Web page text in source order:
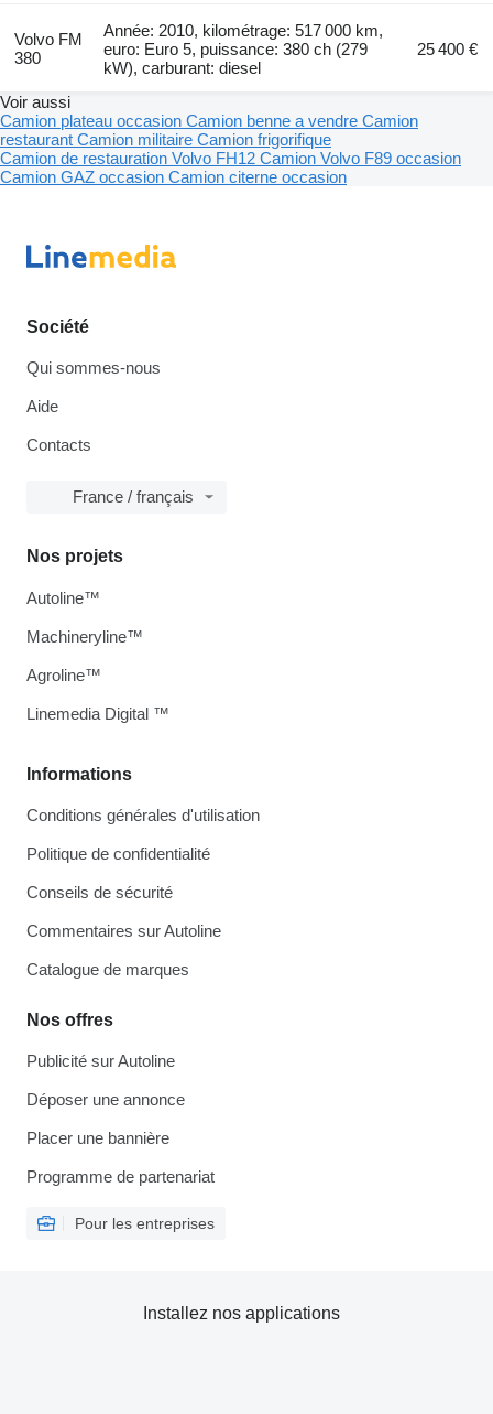
Volvo FM
380
Année: 2010, kilométrage: 517 000 km,
euro: Euro 5, puissance: 380 ch (279
kW), carburant: diesel
25 400 €
Voir aussi
Camion plateau occasion Camion benne a vendre Camion
restaurant Camion militaire Camion frigorifique
Camion de restauration Volvo FH12 Camion Volvo F89 occasion
Camion GAZ occasion Camion citerne occasion
Société
Qui sommes-nous
Aide
Contacts
France / français
Informations
Conditions générales d'utilisation
Politique de confidentialité
Conseils de sécurité
Commentaires sur Autoline
Catalogue de marques
Nos offres
Publicité sur Autoline
Déposer une annonce
Placer une bannière
Programme de partenariat
Pour les entreprises
Nos projets
Autoline™
Machineryline™
Agroline™
Linemedia Digital ™
Installez nos applications